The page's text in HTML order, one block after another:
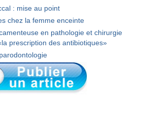
: mise au point
chez la femme enceinte
en pathologie et chirurgie
prescription des antibiotiques»